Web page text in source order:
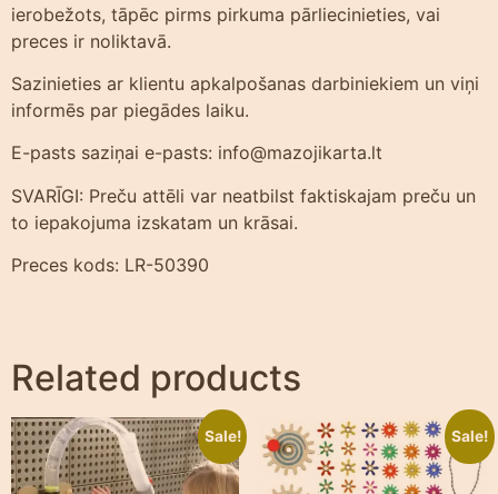
ierobežots, tāpēc pirms pirkuma pārliecinieties, vai
preces ir noliktavā.
Sazinieties ar klientu apkalpošanas darbiniekiem un viņi
informēs par piegādes laiku.
E-pasts saziņai e-pasts: info@mazojikarta.lt
SVARĪGI: Preču attēli var neatbilst faktiskajam preču un
to iepakojuma izskatam un krāsai.
Preces kods: LR-50390
Related products
Sale! Sale!